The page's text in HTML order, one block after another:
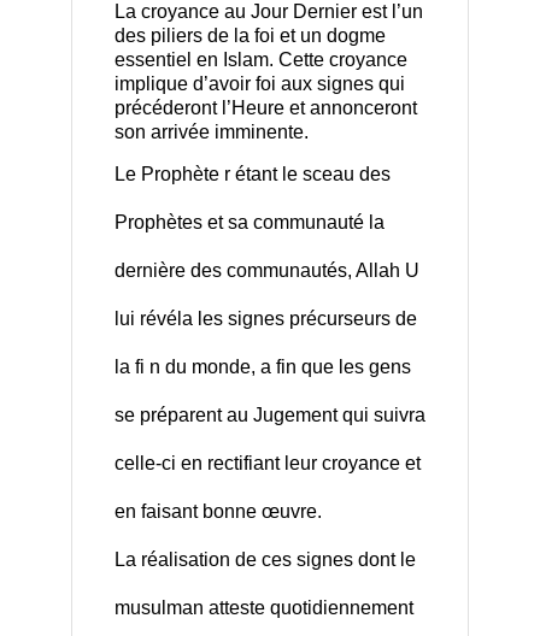
La croyance au Jour Dernier est l’un
des piliers de la foi et un dogme
essentiel en Islam. Cette croyance
implique d’avoir foi aux signes qui
précéderont l’Heure et annonceront
son arrivée imminente.
Le Prophète r étant le sceau des
Prophètes et sa communauté la
dernière des communautés, Allah U
lui révéla les signes précurseurs de
la fi n du monde, a fin que les gens
se préparent au Jugement qui suivra
celle-ci en rectifiant leur croyance et
en faisant bonne œuvre.
La réalisation de ces signes dont le
musulman atteste quotidiennement